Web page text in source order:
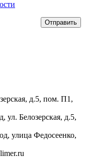
Отправить
д.5, пом. П1,
ул. Белозерская, д.5,
улица Федосеенко,